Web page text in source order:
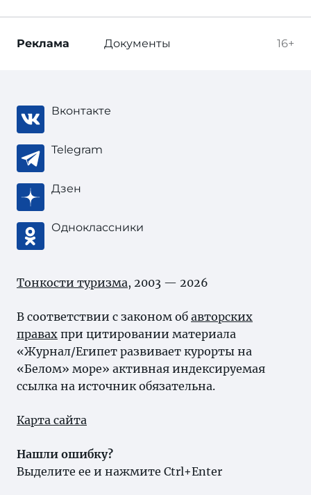
16+
Реклама Документы
Вконтакте
Telegram
Дзен
Одноклассники
Тонкости туризма, 2003 — 2026
В соответствии с законом об авторских
правах при цитировании материала
«Журнал/Египет развивает курорты на
«Белом» море» активная индексируемая
ссылка на источник обязательна.
Карта сайта
Нашли ошибку?
Выделите ее и нажмите Ctrl+Enter